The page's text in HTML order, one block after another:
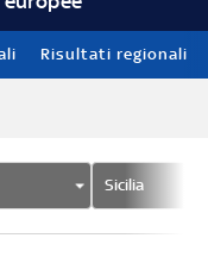
Risultati regionali
Sicilia